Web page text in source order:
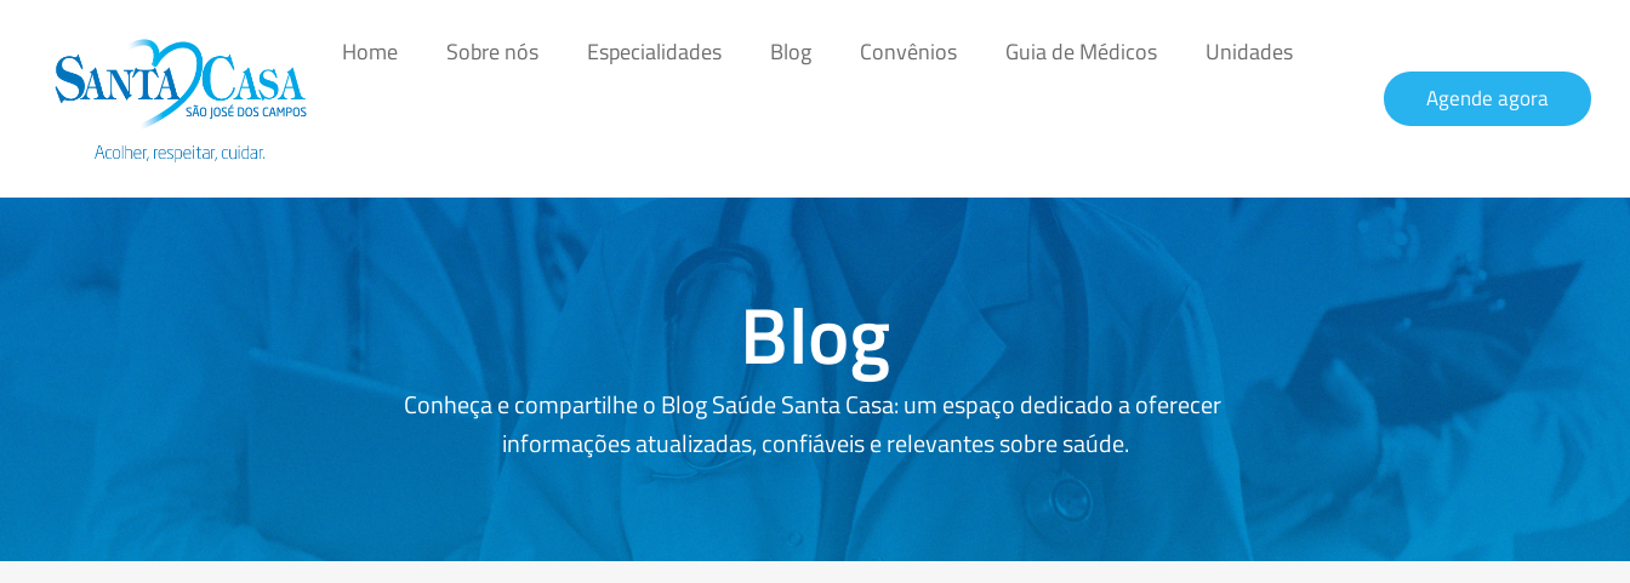
Home Sobre nós Especialidades Blog Convênios Guia de Médicos Unidades
Agende agora
Blog
Conheça e compartilhe o Blog Saúde Santa Casa: um espaço dedicado a oferecer
informações atualizadas, confiáveis e relevantes sobre saúde.